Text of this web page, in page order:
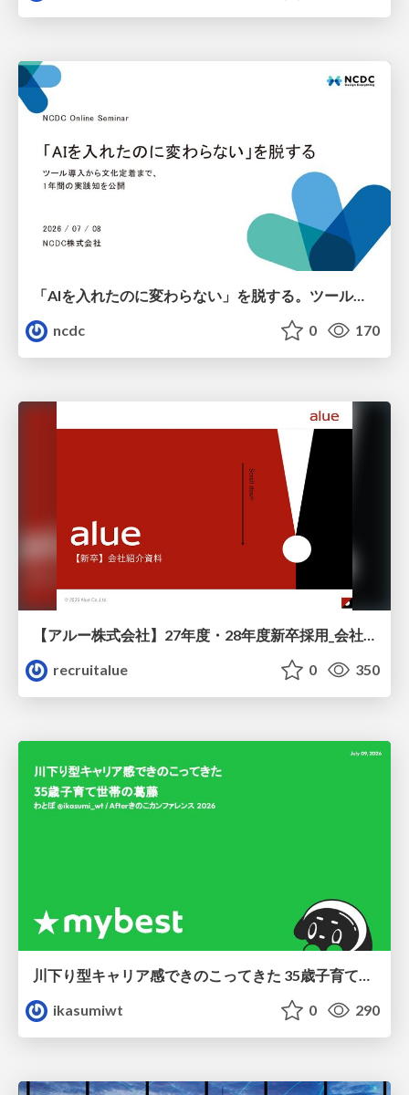
「AIを入れたのに変わらない」を脱する。ツール導入から文化定着まで、1年間の実践知を公開
ncdc
0 170
【アルー株式会社】27年度・28年度新卒採用_会社説明資料
recruitalue
0 350
ikasumiwt
0 290